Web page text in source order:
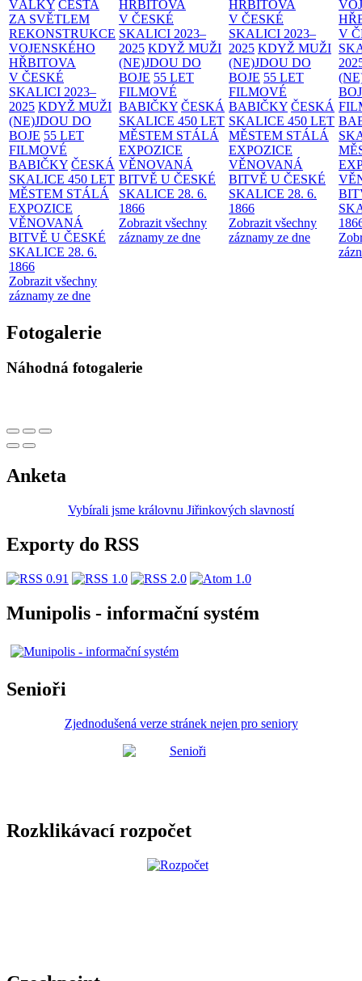
VÁLKY CESTA
ZA SVĚTLEM
REKONSTRUKCE
VOJENSKÉHO
HŘBITOVA
V ČESKÉ
SKALICI 2023–
2025 KDYŽ MUŽI
(NE)JDOU DO
BOJE 55 LET
FILMOVÉ
BABIČKY ČESKÁ
SKALICE 450 LET
MĚSTEM STÁLÁ
EXPOZICE
VĚNOVANÁ
BITVĚ U ČESKÉ
SKALICE 28. 6.
1866
Zobrazit všechny
záznamy ze dne
HŘBITOVA
V ČESKÉ
SKALICI 2023–
2025 KDYŽ MUŽI
(NE)JDOU DO
BOJE 55 LET
FILMOVÉ
BABIČKY ČESKÁ
SKALICE 450 LET
MĚSTEM STÁLÁ
EXPOZICE
VĚNOVANÁ
BITVĚ U ČESKÉ
SKALICE 28. 6.
1866
Zobrazit všechny
záznamy ze dne
HŘBITOVA
V ČESKÉ
SKALICI 2023–
2025 KDYŽ MUŽI
(NE)JDOU DO
BOJE 55 LET
FILMOVÉ
BABIČKY ČESKÁ
SKALICE 450 LET
MĚSTEM STÁLÁ
EXPOZICE
VĚNOVANÁ
BITVĚ U ČESKÉ
SKALICE 28. 6.
1866
Zobrazit všechny
záznamy ze dne
V
Fotogalerie
Náhodná fotogalerie
Anketa
Vybírali jsme královnu Jiřinkových slavností
Exporty do RSS
Munipolis - informační systém
Senioři
Zjednodušená verze stránek nejen pro seniory
Rozklikávací rozpočet